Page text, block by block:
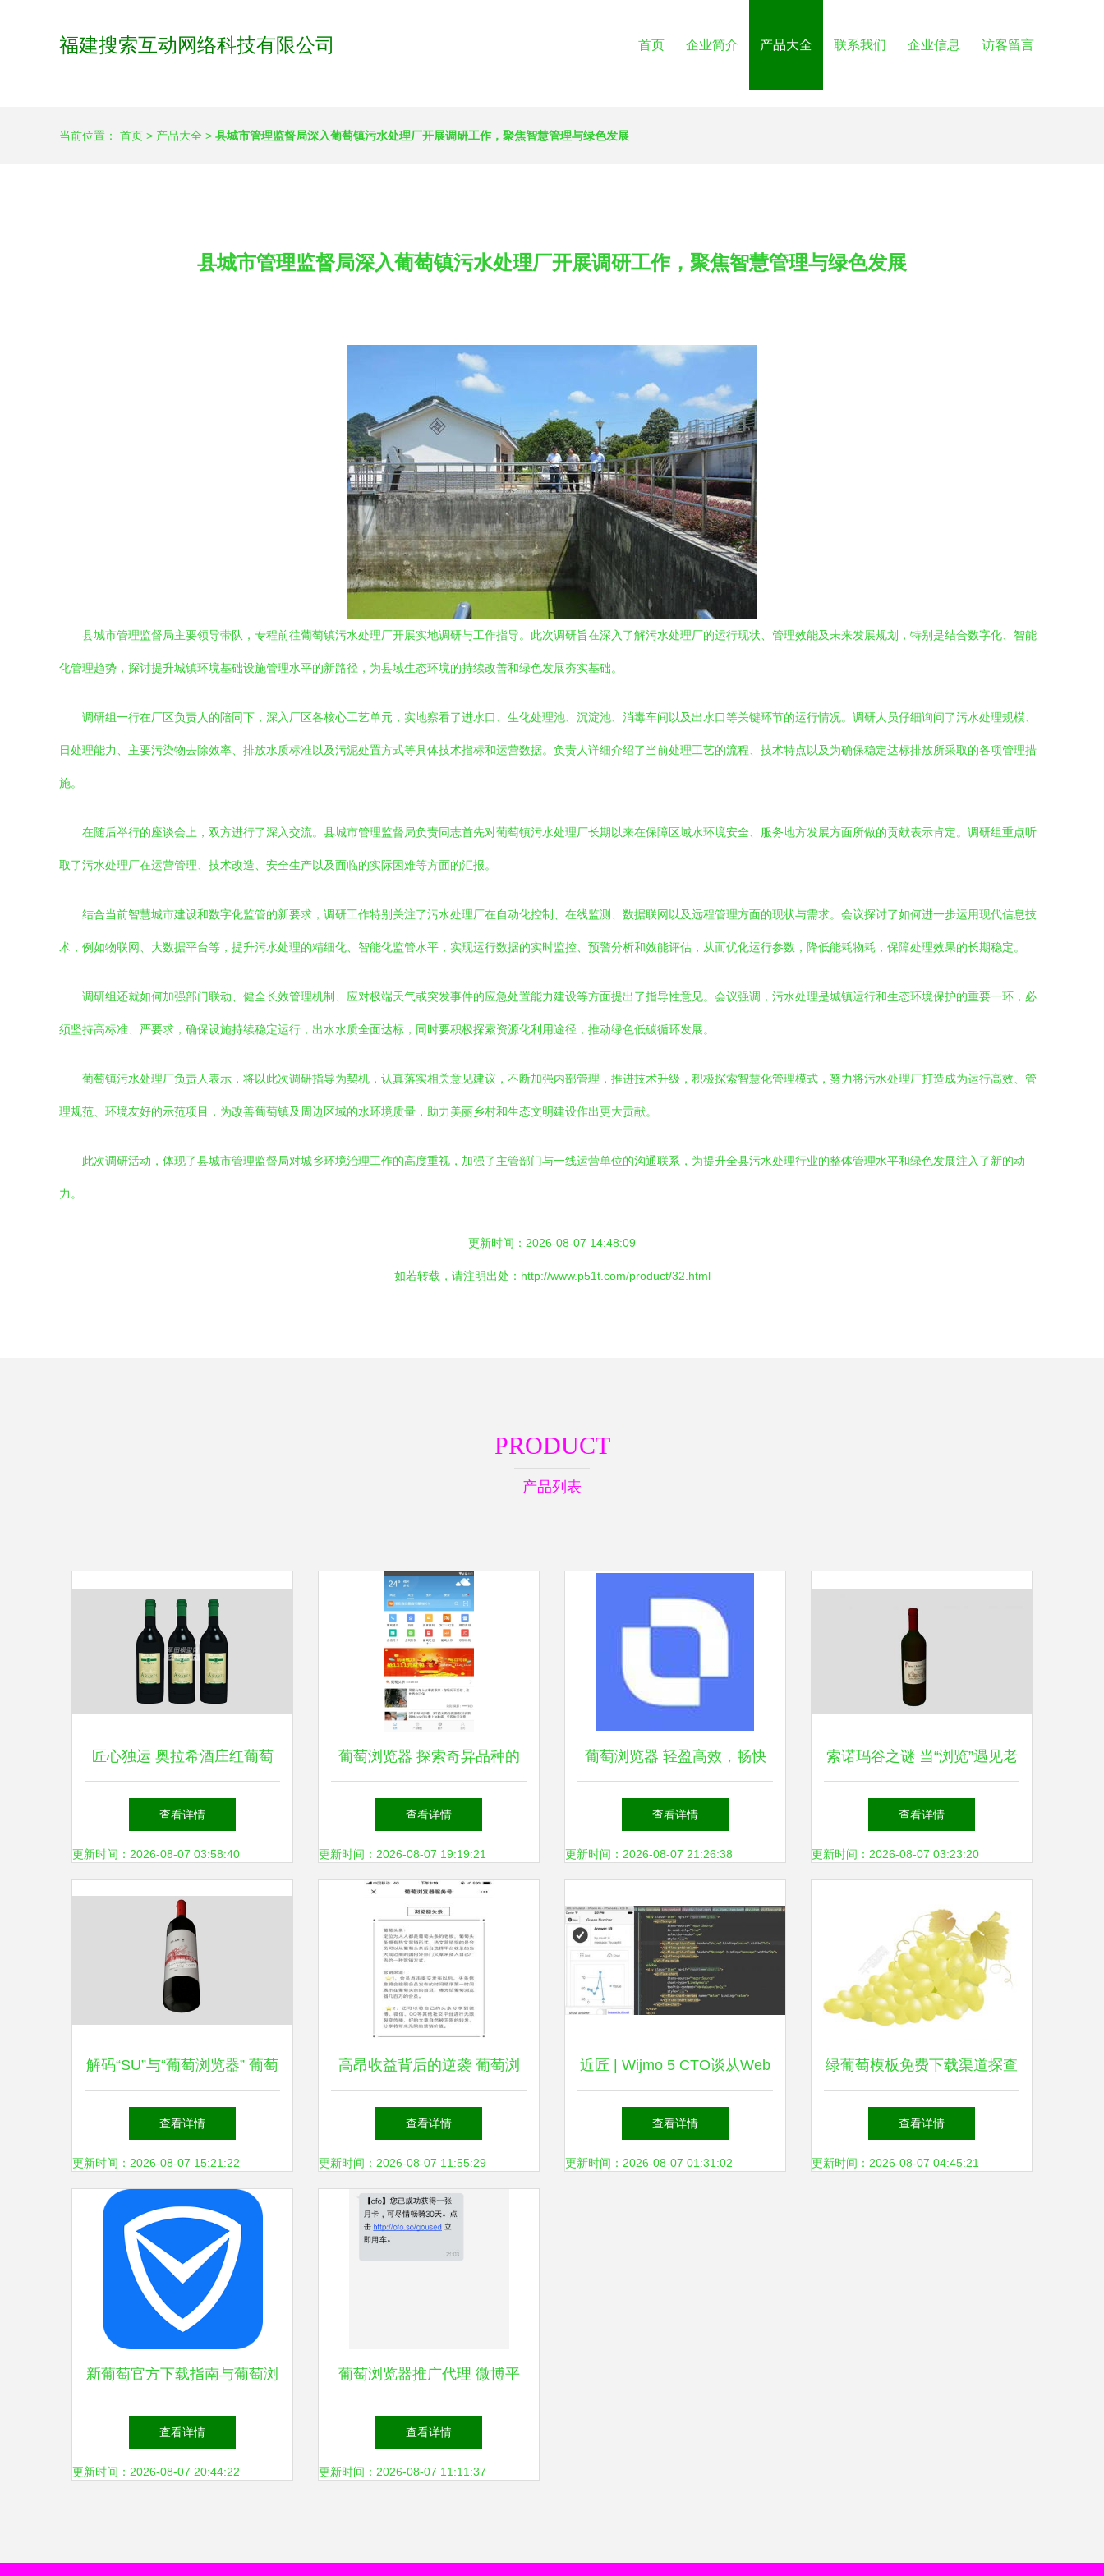
福建搜索互动网络科技有限公司 首页 企业简介 产品大全 联系我们 企业信息 访客留言
当前位置： 首页 > 产品大全 > 县城市管理监督局深入葡萄镇污水处理厂开展调研工作，聚焦智慧管理与绿色发展
县城市管理监督局深入葡萄镇污水处理厂开展调研工作，聚焦智慧管理与绿色发展
县城市管理监督局主要领导带队，专程前往葡萄镇污水处理厂开展实地调研与工作指导。此次调研旨在深入了解污水处理厂的运行现状、管理效能及未来发展规划，特别是结合数字化、智能
化管理趋势，探讨提升城镇环境基础设施管理水平的新路径，为县域生态环境的持续改善和绿色发展夯实基础。
调研组一行在厂区负责人的陪同下，深入厂区各核心工艺单元，实地察看了进水口、生化处理池、沉淀池、消毒车间以及出水口等关键环节的运行情况。调研人员仔细询问了污水处理规模、
日处理能力、主要污染物去除效率、排放水质标准以及污泥处置方式等具体技术指标和运营数据。负责人详细介绍了当前处理工艺的流程、技术特点以及为确保稳定达标排放所采取的各项管理措
施。
在随后举行的座谈会上，双方进行了深入交流。县城市管理监督局负责同志首先对葡萄镇污水处理厂长期以来在保障区域水环境安全、服务地方发展方面所做的贡献表示肯定。调研组重点听
取了污水处理厂在运营管理、技术改造、安全生产以及面临的实际困难等方面的汇报。
结合当前智慧城市建设和数字化监管的新要求，调研工作特别关注了污水处理厂在自动化控制、在线监测、数据联网以及远程管理方面的现状与需求。会议探讨了如何进一步运用现代信息技
术，例如物联网、大数据平台等，提升污水处理的精细化、智能化监管水平，实现运行数据的实时监控、预警分析和效能评估，从而优化运行参数，降低能耗物耗，保障处理效果的长期稳定。
调研组还就如何加强部门联动、健全长效管理机制、应对极端天气或突发事件的应急处置能力建设等方面提出了指导性意见。会议强调，污水处理是城镇运行和生态环境保护的重要一环，必
须坚持高标准、严要求，确保设施持续稳定运行，出水水质全面达标，同时要积极探索资源化利用途径，推动绿色低碳循环发展。
葡萄镇污水处理厂负责人表示，将以此次调研指导为契机，认真落实相关意见建议，不断加强内部管理，推进技术升级，积极探索智慧化管理模式，努力将污水处理厂打造成为运行高效、管
理规范、环境友好的示范项目，为改善葡萄镇及周边区域的水环境质量，助力美丽乡村和生态文明建设作出更大贡献。
此次调研活动，体现了县城市管理监督局对城乡环境治理工作的高度重视，加强了主管部门与一线运营单位的沟通联系，为提升全县污水处理行业的整体管理水平和绿色发展注入了新的动
力。
更新时间：2026-08-07 14:48:09
如若转载，请注明出处：http://www.p51t.com/product/32.html
PRODUCT
产品列表
匠心独运 奥拉希酒庄红葡萄
酒的杯中风尚
查看详情
更新时间：2026-08-07 03:58:40
葡萄浏览器 探索奇异品种的
美味世界
查看详情
更新时间：2026-08-07 19:19:21
葡萄浏览器 轻盈高效，畅快
上网的智能选择
查看详情
更新时间：2026-08-07 21:26:38
索诺玛谷之谜 当“浏览”遇见老
色丹SU
查看详情
更新时间：2026-08-07 03:23:20
解码“SU”与“葡萄浏览器” 葡萄
酒标签背后的数字未来
查看详情
更新时间：2026-08-07 15:21:22
高昂收益背后的逆袭 葡萄浏
览器如何扛起国产大旗
查看详情
更新时间：2026-08-07 11:55:29
近匠 | Wijmo 5 CTO谈从Web
到移动 我的25年编程生涯与
工具进化之路
查看详情
更新时间：2026-08-07 01:31:02
绿葡萄模板免费下载渠道探查
与技巧指南
查看详情
更新时间：2026-08-07 04:45:21
新葡萄官方下载指南与葡萄浏
览器功能解析
查看详情
更新时间：2026-08-07 20:44:22
葡萄浏览器推广代理 微博平
台上的机遇与挑战
查看详情
更新时间：2026-08-07 11:11:37